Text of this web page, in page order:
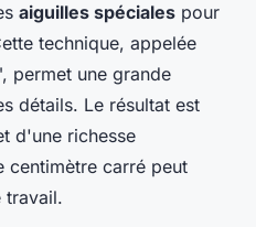
aiguilles spéciales pour
technique, appelée
permet une grande
détails. Le résultat est
d'une richesse
centimètre carré peut
travail.